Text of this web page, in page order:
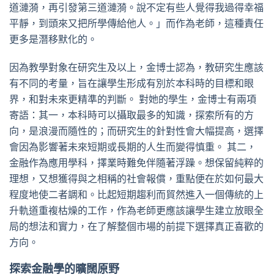
道漣漪，再引發第三道漣漪。說不定有些人覺得我過得幸福
平靜，到頭來又把所學傳給他人。」而作為老師，這種責任
更多是潛移默化的。
因為教學對象在研究生及以上，金博士認為，教研究生應該
有不同的考量，旨在讓學生形成有別於本科時的目標和眼
界，和對未來更精準的判斷。 對她的學生，金博士有兩項
寄語：其一，本科時可以攝取最多的知識，探索所有的方
向，是浪漫而隨性的；而研究生的針對性會大幅提高，選擇
會因為影響著未來短期或長期的人生而變得慎重。 其二，
金融作為應用學科，擇業時難免伴隨著浮躁。想保留純粹的
理想，又想獲得與之相稱的社會報償，重點便在於如何最大
程度地使二者調和。比起短期趨利而貿然進入一個傳統的上
升軌道重複枯燥的工作，作為老師更應該讓學生建立放眼全
局的想法和實力，在了解整個市場的前提下選擇真正喜歡的
方向。
探索金融學的曠闊原野